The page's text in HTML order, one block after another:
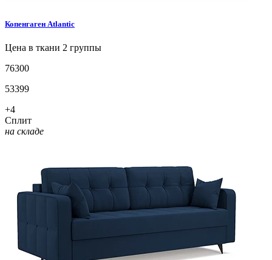
Копенгаген Atlantic
Цена в ткани 2 группы
76300
53399
+4
Сплит
на складе